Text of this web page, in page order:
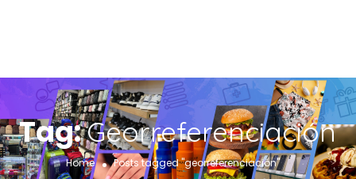
Tag:Georreferenciación
Home Posts tagged "georreferenciación"